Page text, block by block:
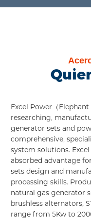
Excel Power（
researching,
generator sets and
comprehensive,
system solutions.
absorbed advantage
sets design and
processing skills.
natural gas generator
brushless alternators,
range from 5Kw to